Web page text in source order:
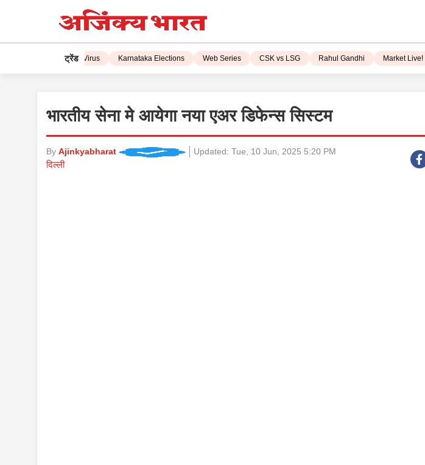
ट्रेंड
Corona Virus Karnataka Elections Web Series CSK vs LSG Rahul Gandhi Market Live!
भारतीय सेना मे आयेगा नया एअर डिफेन्स सिस्टम
By Ajinkyabharat Updated: Tue, 10 Jun, 2025 5:20 PM
दिल्ली